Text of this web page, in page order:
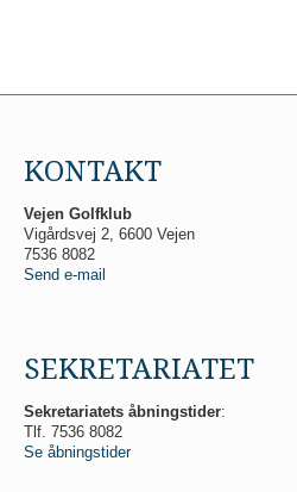
KONTAKT
Vejen Golfklub
Vigårdsvej 2, 6600 Vejen
7536 8082
Send e-mail
SEKRETARIATET
Sekretariatets åbningstider:
Tlf. 7536 8082
Se åbningstider